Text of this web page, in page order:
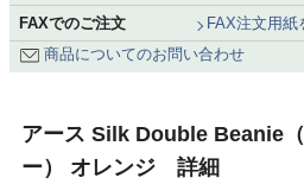
FAXでのご注文
FAX注文用紙
商品についてのお問い合わせ
アース Silk Double Beanie
ー） オレンジ 詳細